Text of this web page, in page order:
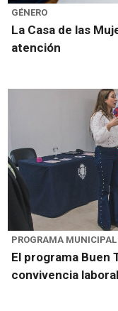
GÉNERO
La Casa de las
atención
PROGRAMA MUNICIPAL
El programa
convivencia laboral